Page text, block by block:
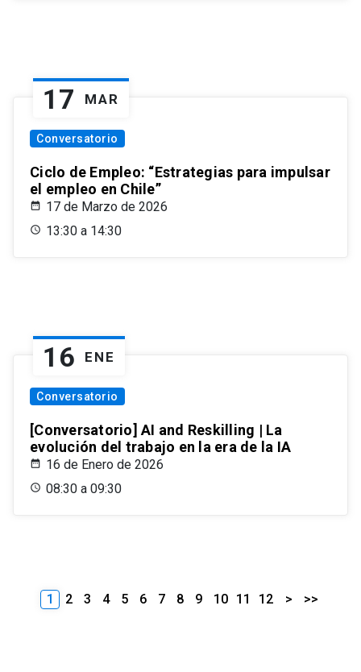
17 MAR
Conversatorio
Ciclo de Empleo: “Estrategias para impulsar
el empleo en Chile”
17 de Marzo de 2026
13:30 a 14:30
16 ENE
Conversatorio
[Conversatorio] AI and Reskilling | La
evolución del trabajo en la era de la IA
16 de Enero de 2026
08:30 a 09:30
1 2 3 4 5 6 7 8 9 10 11 12 > >>